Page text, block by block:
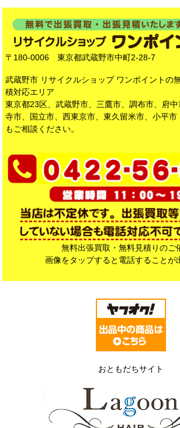
〒180-0006 東京都武蔵野市中町2-28-7
武蔵野市 リサイクルショップ ワンポイントの
積対応エリア
東京都23区、武蔵野市、三鷹市、調布市、府
寺市、国立市、西東京市、東久留米市、小平
もご相談ください。
無料出張買取・無料見積りのご
画像をタップすると電話することが
おともだちサイト